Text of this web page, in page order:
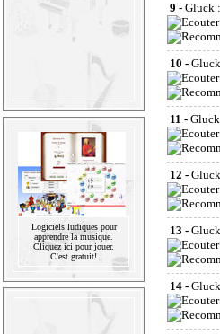
Logiciels ludiques pour
apprendre la musique.
Cliquez ici pour jouer.
C'est gratuit!
9 - Gluck
10 -
11 -
12 -
13 -
14 -